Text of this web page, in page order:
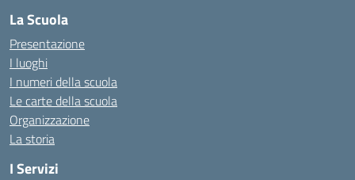
La Scuola
Presentazione
I luoghi
I numeri della scuola
Le carte della scuola
Organizzazione
La storia
I Servizi